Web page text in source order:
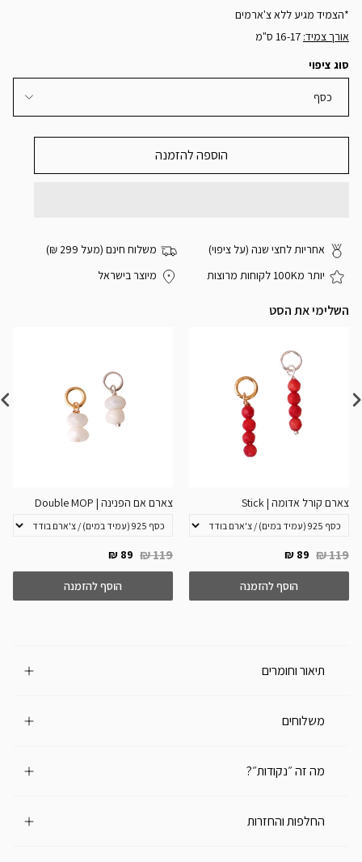
*הצמיד מגיע ללא צ'ארמים
אורך צמיד:
סוג ציפוי
כסף
הוספה להזמנה
אחריות לחצי שנה (על ציפוי)
משלוח חינם (מעל 299 ₪)
יותר מ100K לקוחות מרוצות
מיוצר בישראל
השלימי את הסט
צארם קורל אדומה | Stick
89 ₪ 119 ₪
הוסף להזמנה
צארם אם הפנינה | Double MOP
89 ₪ 119 ₪
הוסף להזמנה
תיאור וחומרים
משלוחים
מה זה ״נקודות״?
החלפות והחזרות